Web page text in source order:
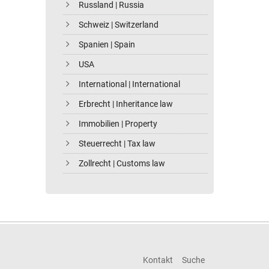
Russland | Russia
Schweiz | Switzerland
Spanien | Spain
USA
International | International
Erbrecht | Inheritance law
Immobilien | Property
Steuerrecht | Tax law
Zollrecht | Customs law
Kontakt Suche